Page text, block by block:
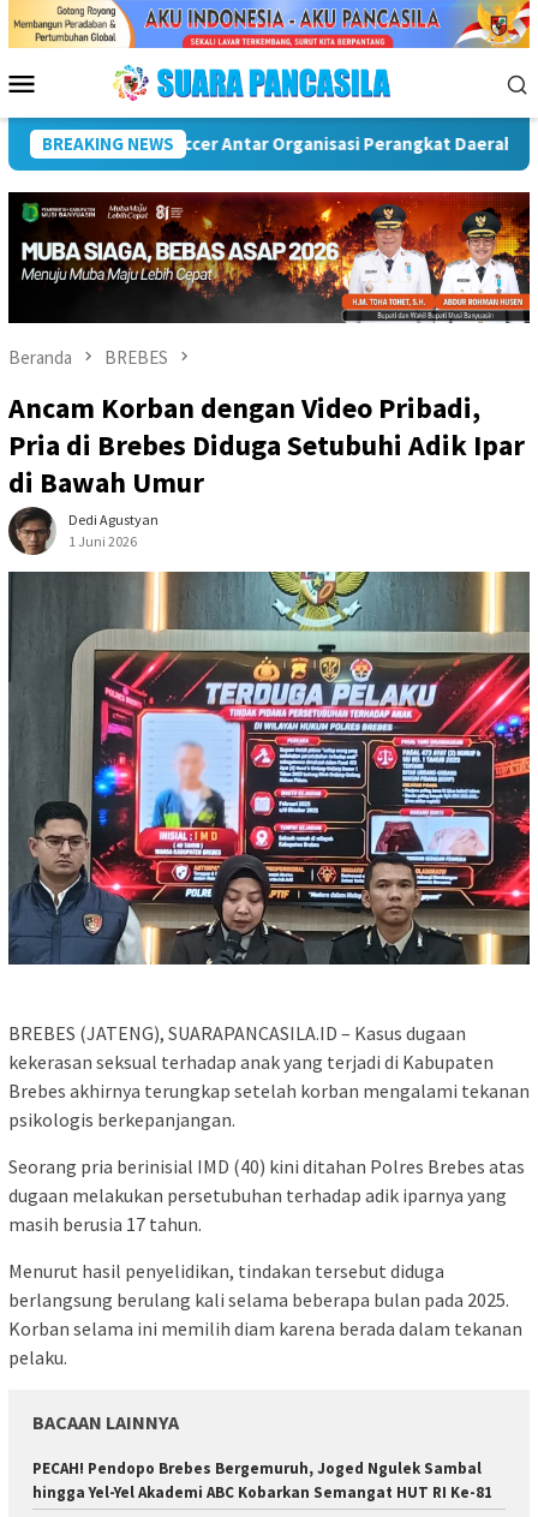
Menu
Mobile
BREAKING NEWS
Musi Rawas Puncak Peringatan IPeKB Ke-19, Plt
Beranda BREBES
Ancam Korban dengan Video Pribadi,
Pria di Brebes Diduga Setubuhi Adik Ipar
di Bawah Umur
Dedi Agustyan
1 Juni 2026
BREBES (JATENG), SUARAPANCASILA.ID – Kasus dugaan
kekerasan seksual terhadap anak yang terjadi di Kabupaten
Brebes akhirnya terungkap setelah korban mengalami tekanan
psikologis berkepanjangan.
Seorang pria berinisial IMD (40) kini ditahan Polres Brebes atas
dugaan melakukan persetubuhan terhadap adik iparnya yang
masih berusia 17 tahun.
Menurut hasil penyelidikan, tindakan tersebut diduga
berlangsung berulang kali selama beberapa bulan pada 2025.
Korban selama ini memilih diam karena berada dalam tekanan
pelaku.
BACAAN LAINNYA
PECAH! Pendopo Brebes Bergemuruh, Joged Ngulek Sambal
hingga Yel-Yel Akademi ABC Kobarkan Semangat HUT RI Ke-81